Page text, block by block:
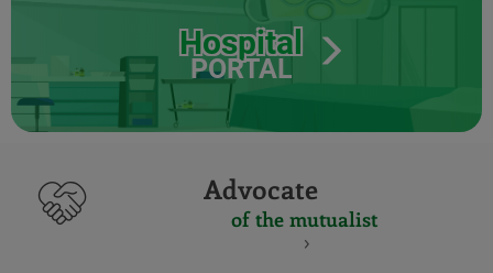
Hospital
PORTAL
Advocate
of the mutualist